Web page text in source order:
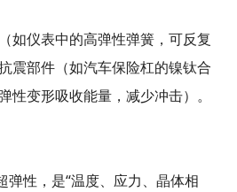
如仪表中的高弹性弹簧，可反复
震部件（如汽车保险杠的镍钛合
性变形吸收能量，减少冲击）。
弹性，是“温度、应力、晶体相